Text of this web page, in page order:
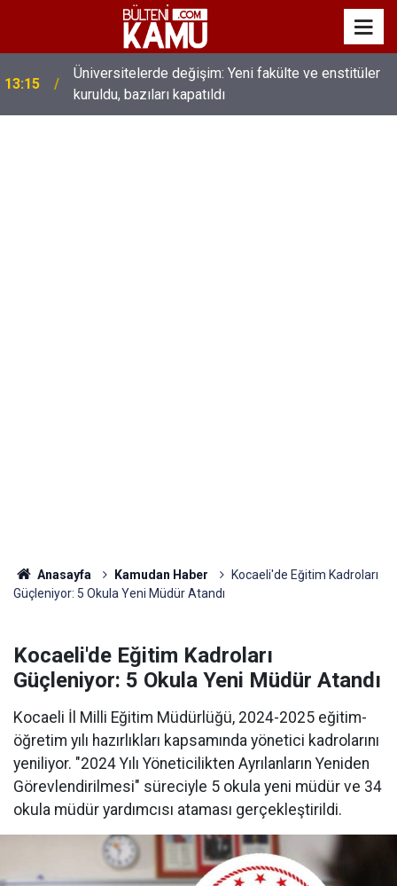
13:00
MEB’de üst düzey değişim: Genel müdürler değişti,
yeni isimler atandı
Anasayfa Kamudan Haber
Kocaeli'de Eğitim Kadroları
Güçleniyor: 5 Okula Yeni Müdür Atandı
Kocaeli'de Eğitim Kadroları
Güçleniyor: 5 Okula Yeni Müdür Atandı
Kocaeli İl Milli Eğitim Müdürlüğü, 2024-2025 eğitim-
öğretim yılı hazırlıkları kapsamında yönetici kadrolarını
yeniliyor. "2024 Yılı Yöneticilikten Ayrılanların Yeniden
Görevlendirilmesi" süreciyle 5 okula yeni müdür ve 34
okula müdür yardımcısı ataması gerçekleştirildi.